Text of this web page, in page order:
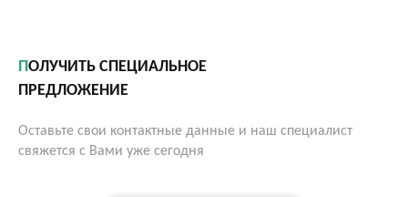
ПОЛУЧИТЬ СПЕЦИАЛЬНОЕ
ПРЕДЛОЖЕНИЕ
Оставьте свои контактные данные и наш специалист
свяжется с Вами уже сегодня